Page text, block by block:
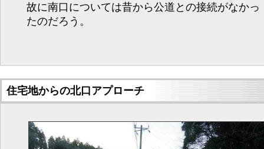
故に南口については昔から公道との接続がなかっ
たのだろう。
住宅地からの北口アプローチ